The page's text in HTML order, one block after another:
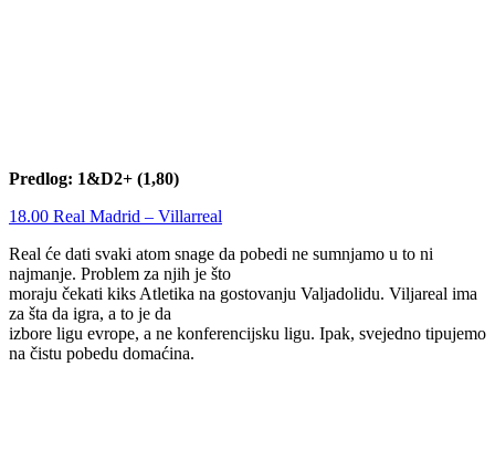
Predlog: 1&D2+ (1,80)
18.00 Real Madrid – Villarreal
Real će dati svaki atom snage da pobedi ne sumnjamo u to ni
najmanje. Problem za njih je što
moraju čekati kiks Atletika na gostovanju Valjadolidu. Viljareal ima
za šta da igra, a to je da
izbore ligu evrope, a ne konferencijsku ligu. Ipak, svejedno tipujemo
na čistu pobedu domaćina.